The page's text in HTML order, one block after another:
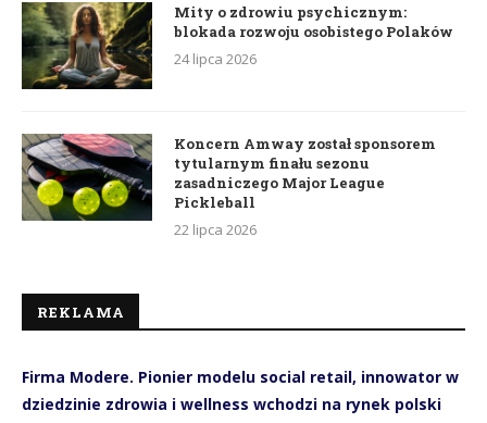
Mity o zdrowiu psychicznym:
blokada rozwoju osobistego Polaków
24 lipca 2026
Koncern Amway został sponsorem
tytularnym finału sezonu
zasadniczego Major League
Pickleball
22 lipca 2026
REKLAMA
Firma Modere. Pionier modelu social retail, innowator w
dziedzinie zdrowia i wellness wchodzi na rynek polski